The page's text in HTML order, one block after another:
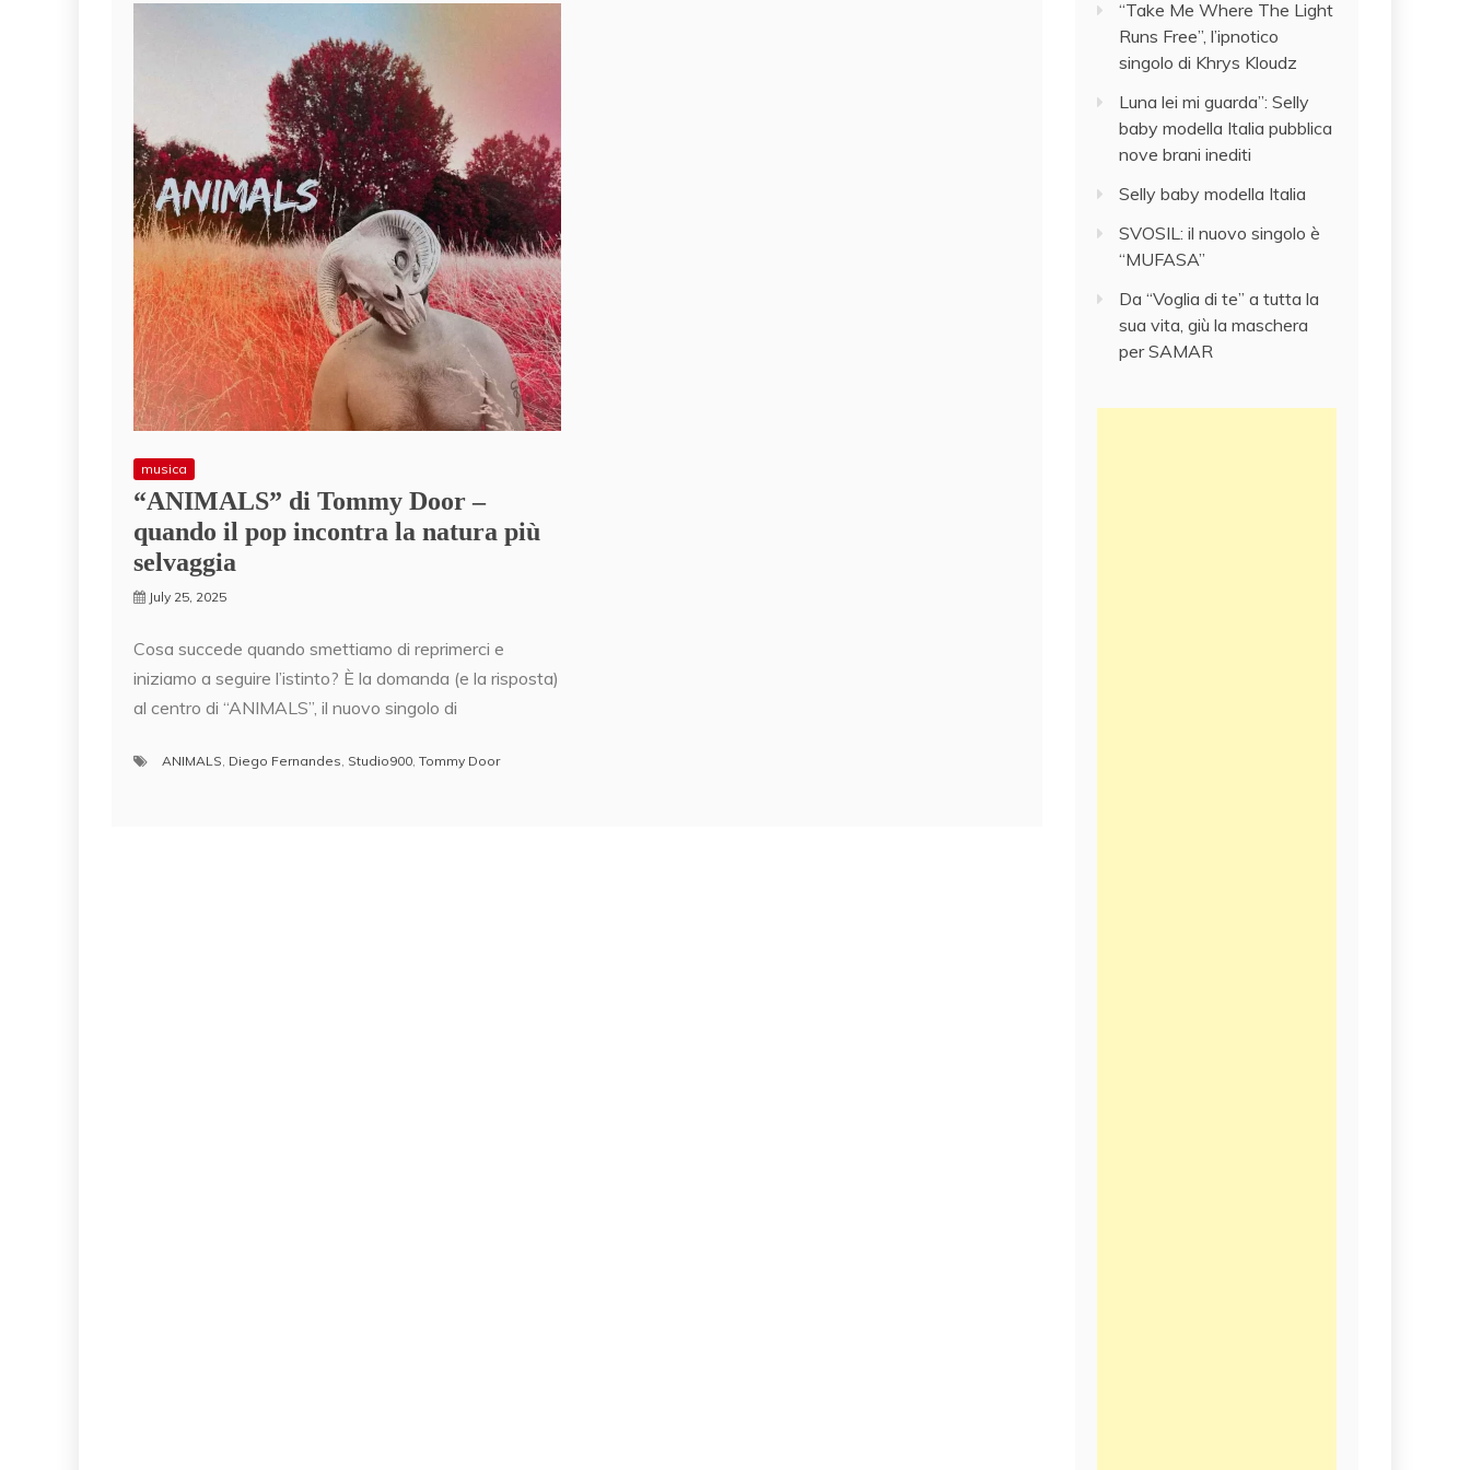
musica
“ANIMALS” di Tommy Door –
quando il pop incontra la natura più
selvaggia
July 25, 2025
Cosa succede quando smettiamo di reprimerci e
iniziamo a seguire l’istinto? È la domanda (e la risposta)
al centro di “ANIMALS”, il nuovo singolo di
ANIMALS Diego Fernandes Studio900 Tommy Door
“Take Me Where The Light
Runs Free”, l’ipnotico
singolo di Khrys Kloudz
Luna lei mi guarda”: Selly
baby modella Italia pubblica
nove brani inediti
Selly baby modella Italia
SVOSIL: il nuovo singolo è
“MUFASA”
Da “Voglia di te” a tutta la
sua vita, giù la maschera
per SAMAR